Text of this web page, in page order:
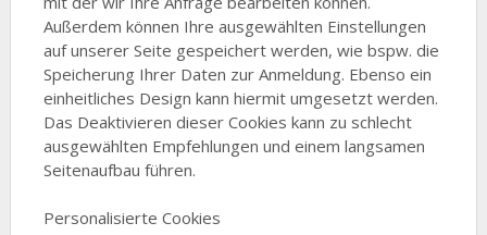
Außerdem können Ihre ausgewählten Einstellungen
auf unserer Seite gespeichert werden, wie bspw. die
Speicherung Ihrer Daten zur Anmeldung. Ebenso ein
einheitliches Design kann hiermit umgesetzt werden.
Das Deaktivieren dieser Cookies kann zu schlecht
ausgewählten Empfehlungen und einem langsamen
Seitenaufbau führen.
Personalisierte Cookies